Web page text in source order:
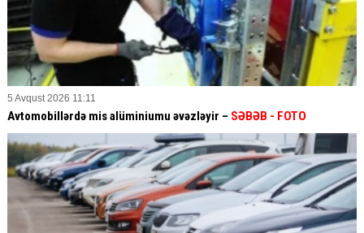
5 Avqust 2026 11:11
Avtomobillərdə mis alüminiumu əvəzləyir – SƏBƏB - FOTO